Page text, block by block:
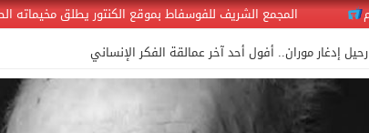
المجمع الشريف للفوسفاط بموقع الكنتور يطلق مخيماته الصيفية لعام 2026 لفائدة أطفال العالم القروي بالرحامنة
رحيل إدغار موران.. أفول أحد آخر عمالقة الفكر الإنساني